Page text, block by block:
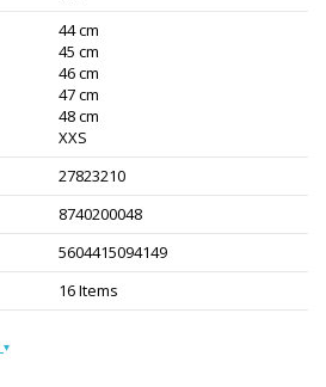
44 cm
45 cm
46 cm
47 cm
48 cm
XXS
27823210
8740200048
5604415094149
16 Items
▾